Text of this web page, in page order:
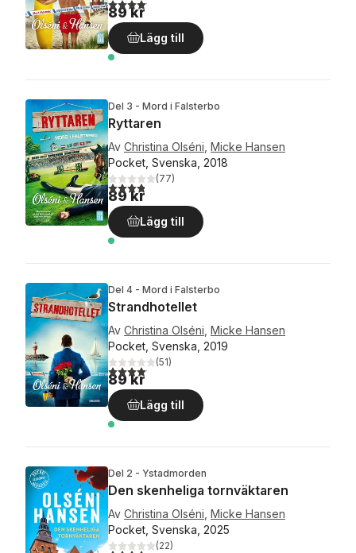
89 kr
Lägg till
Del 3 - Mord i Falsterbo
Ryttaren
Av Christina Olséni Micke Hansen
Pocket, Svenska, 2018
3,8utav 5 stjärnor. Totalt antal röster:
(77)
89 kr
Lägg till
Del 4 - Mord i Falsterbo
Strandhotellet
Av Christina Olséni Micke Hansen
Pocket, Svenska, 2019
4,1utav 5 stjärnor. Totalt antal röster:
(51)
89 kr
Lägg till
Del 2 - Ystadmorden
Den skenheliga tornväktaren
Av Christina Olséni Micke Hansen
Pocket, Svenska, 2025
(22)